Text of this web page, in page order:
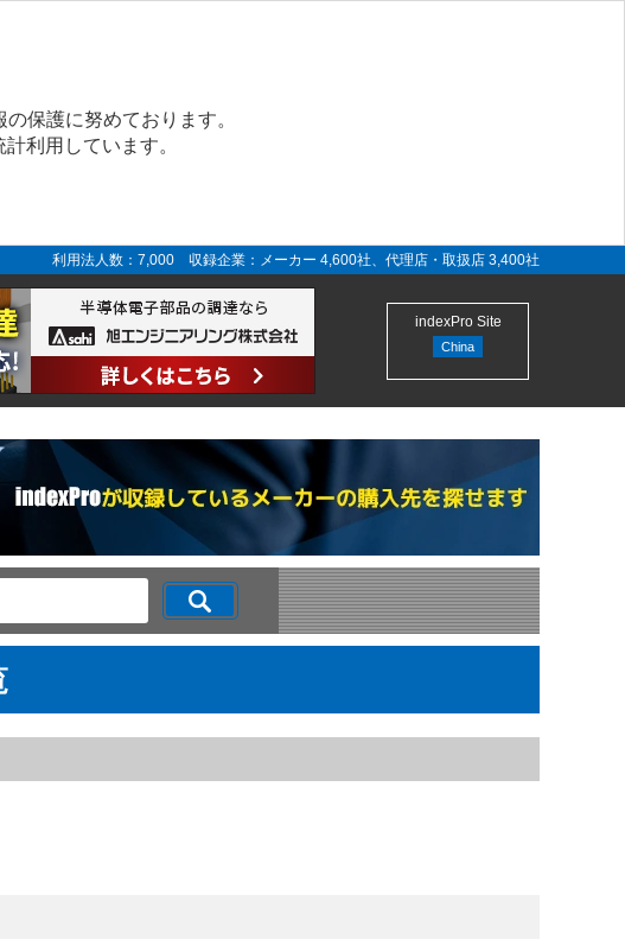
保護に努めております。
利用しています。
利用法人数：7,000 収録企業：メーカー 4,600社、代理店・取扱店 3,400社
indexPro Site
China